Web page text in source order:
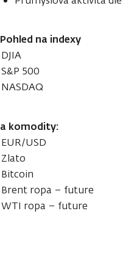
Pohled na indexy
DJIA
S&P 500
NASDAQ
a komodity:
EUR/USD
Zlato
Bitcoin
Brent ropa – future
WTI ropa – future